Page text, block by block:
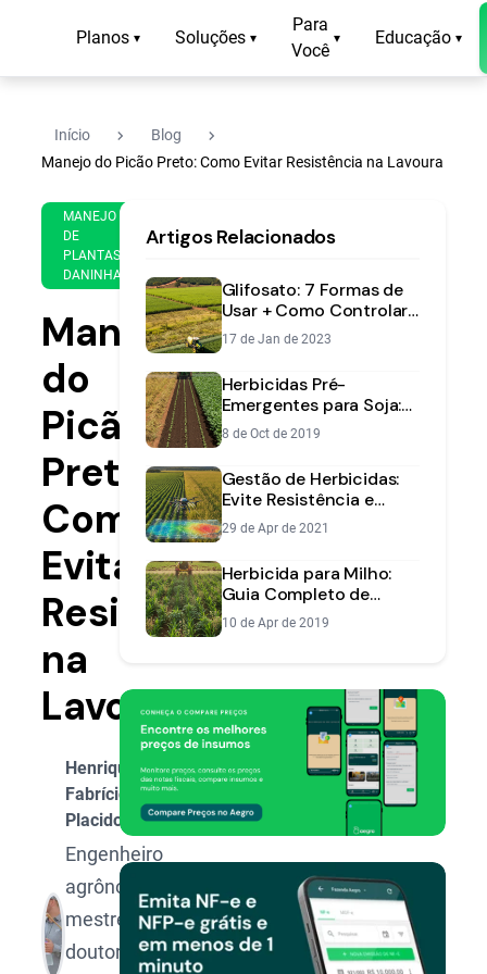
Planos ▾ Soluções ▾
Para
Você
▾ Educação ▾
Início navigate_next Blog navigate_next
Manejo do Picão Preto: Como Evitar Resistência na Lavoura
MANEJO
DE
PLANTAS
DANINHAS
Nov
2020
min
leitura
Manejo
do
Picão-
Preto:
Como
Evitar
Resistência
na
Lavoura
Henrique
Fabrício
Placido
Engenheiro
agrônomo,
mestre e
doutor em
Artigos Relacionados
Glifosato: 7 Formas de
Usar + Como Controlar
Plantas Daninhas [Guia
2025]
17 de Jan de 2023
Herbicidas Pré-
Emergentes para Soja:
O Guia Definitivo para
um Manejo Eficaz
8 de Oct de 2019
Gestão de Herbicidas:
Evite Resistência e
Reduza Custos
29 de Apr de 2021
Herbicida para Milho:
Guia Completo de
Aplicação e Manejo
10 de Apr de 2019